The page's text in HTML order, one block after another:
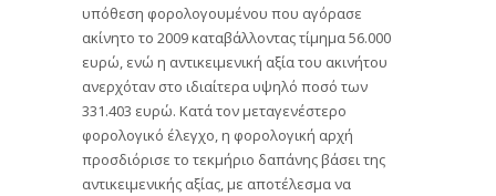
υπόθεση φορολογουμένου που αγόρασε
ακίνητο το 2009 καταβάλλοντας τίμημα 56.000
ευρώ, ενώ η αντικειμενική αξία του ακινήτου
ανερχόταν στο ιδιαίτερα υψηλό ποσό των
331.403 ευρώ. Κατά τον μεταγενέστερο
φορολογικό έλεγχο, η φορολογική αρχή
προσδιόρισε το τεκμήριο δαπάνης βάσει της
αντικειμενικής αξίας, με αποτέλεσμα να